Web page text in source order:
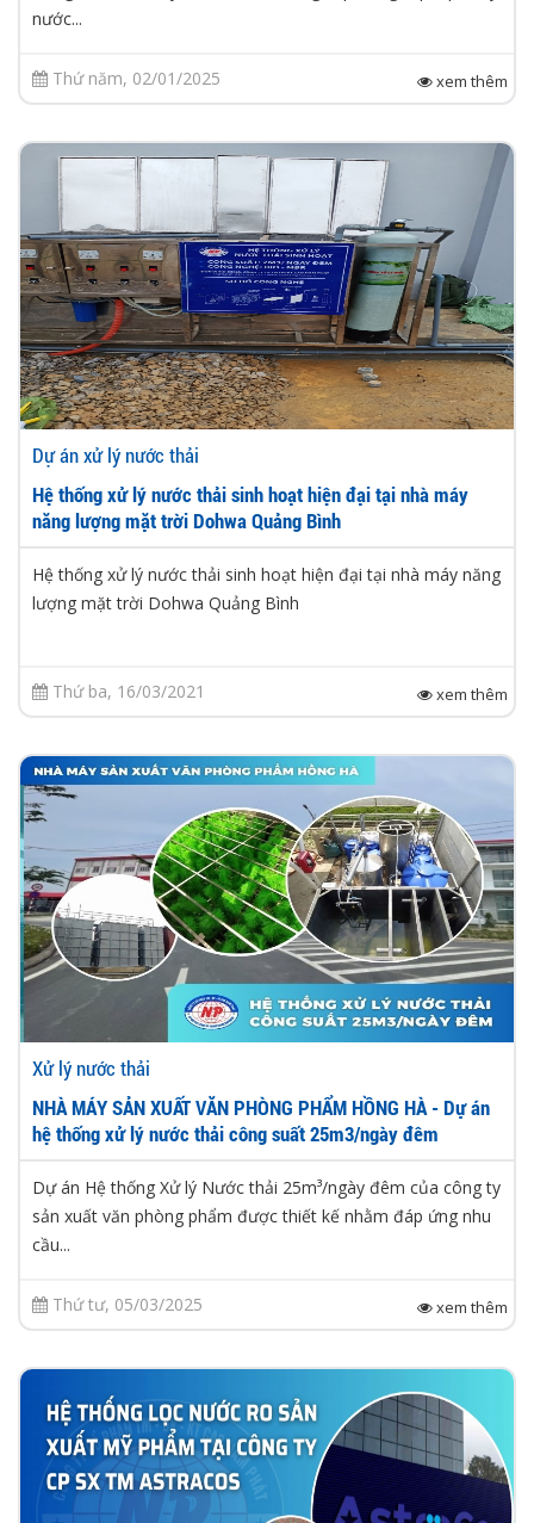
nước...
Thứ năm, 02/01/2025 xem thêm
Dự án xử lý nước thải
Hệ thống xử lý nước thải sinh hoạt hiện đại tại nhà máy
năng lượng mặt trời Dohwa Quảng Bình
Hệ thống xử lý nước thải sinh hoạt hiện đại tại nhà máy năng
lượng mặt trời Dohwa Quảng Bình
Thứ ba, 16/03/2021 xem thêm
Xử lý nước thải
NHÀ MÁY SẢN XUẤT VĂN PHÒNG PHẨM HỒNG HÀ - Dự án
hệ thống xử lý nước thải công suất 25m3/ngày đêm
Dự án Hệ thống Xử lý Nước thải 25m³/ngày đêm của công ty
sản xuất văn phòng phẩm được thiết kế nhằm đáp ứng nhu
cầu...
Thứ tư, 05/03/2025 xem thêm